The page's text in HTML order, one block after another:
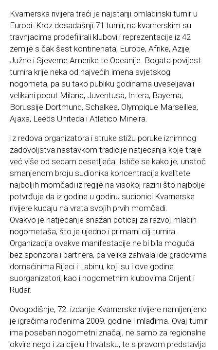
Kvarnerska rivijera treći je najstariji omladinski turnir u
Europi. Kroz dosadašnji 71 turnir, na kvarnerskim su
travnjacima prodefilirali klubovi i reprezentacije iz 42
zemlje s čak šest kontinenata, Europe, Afrike, Azije,
Južne i Sjeverne Amerike te Oceanije. Bogata povijest
turnira krije neka od najvećih imena svjetskog
nogometa, pa su tako publiku godinama uveseljavali
velikani poput Milana, Juventusa, Intera, Bayerna,
Borussije Dortmund, Schalkea, Olympique Marseillea,
Ajaxa, Leeds Uniteda i Atletico Mineira.
Iz redova organizatora i struke stižu poruke iznimnog
zadovoljstva nastavkom tradicije natjecanja koje traje
već više od sedam desetljeća. Ističe se kako je, unatoč
smanjenom broju sudionika koncentracija kvalitete
najboljih momčadi iz regije na visokoj razini što najbolje
potvrđuje da iz godine u godinu sudionici Kvarnerske
rivijere kucaju na vrata svojih prvih momčadi.
Ovakvo je natjecanje snažan poticaj za razvoj mladih
nogometaša, što je ujedno i primarni cilj turnira.
Organizacija ovakve manifestacije ne bi bila moguća
bez sponzora i partnera, pa velika zahvala ide gradovima
domaćinima Rijeci i Labinu, koji su i ove godine
suorganizatori, kao i nogometnim klubovima Orijent i
Rudar.
Ovogodišnje, 72. izdanje Kvarnerske rivijere namijenjeno
je igračima rođenima 2009. godine i mlađima. Ovaj turnir
ima poseban nogometni značaj, ne samo za regionalne
okvire nego i za cijelu Hrvatsku, te s pravom predstavlja